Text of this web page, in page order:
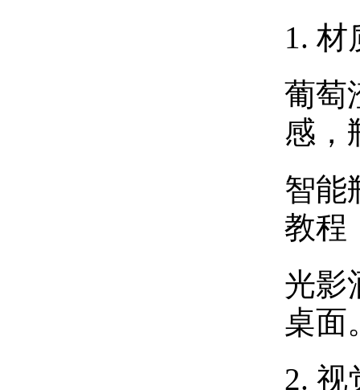
1.
葡萄
感，
智能
教程
光影
桌面
2. 视